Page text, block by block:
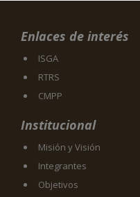
Enlaces de interés
ISGA
RTRS
CMPP
Institucional
Misión y Visión
Integrantes
Objetivos